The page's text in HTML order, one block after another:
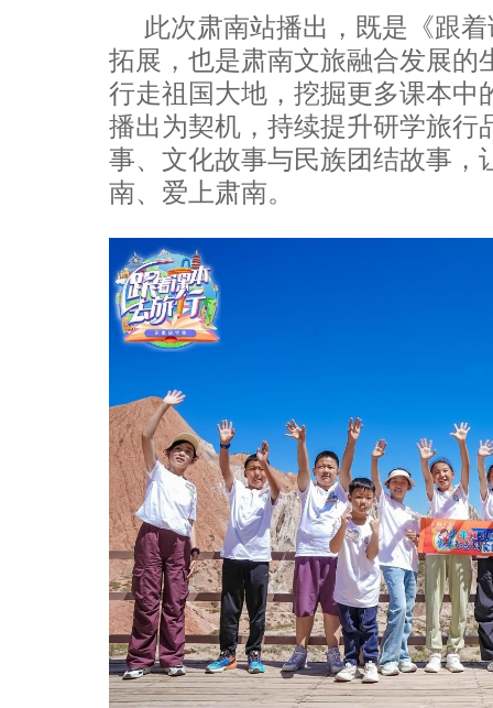
此次肃南站播出，既是《跟
拓展，也是肃南文旅融合发展的
行走祖国大地，挖掘更多课本中
播出为契机，持续提升研学旅行
事、文化故事与民族团结故事，
南、爱上肃南。